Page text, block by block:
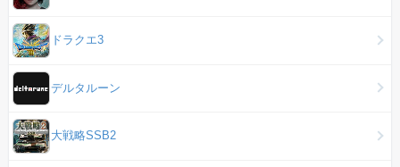
ドラクエ3
デルタルーン
大戦略SSB2